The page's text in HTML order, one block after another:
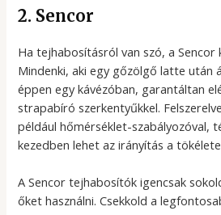
2. Sencor
Ha tejhabosításról van szó, a Sencor
Mindenki, aki egy gőzölgő latte után
éppen egy kávézóban, garantáltan
strapabíró szerkentyűkkel.
például hőmérséklet-szabályozóval,
kezedben lehet az irányítás a
A Sencor tejhabosítók igencsak
őket használni. Csekkold a